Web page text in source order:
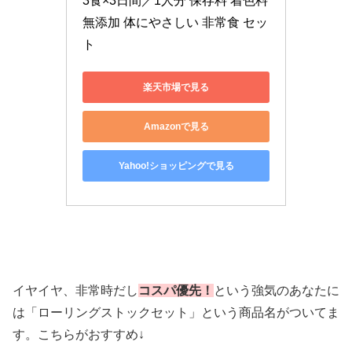
無添加 体にやさしい 非常食 セッ
ト
楽天市場で見る
Amazonで見る
Yahoo!ショッピングで見る
イヤイヤ、非常時だし コスパ優先！ という強気のあなたに
は「ローリングストックセット」という商品名がついてま
す。こちらがおすすめ↓